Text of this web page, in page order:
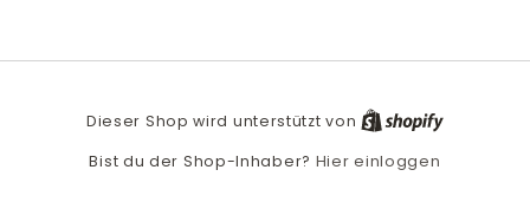
Dieser Shop wird unterstützt von
Bist du der Shop-Inhaber? Hier einloggen